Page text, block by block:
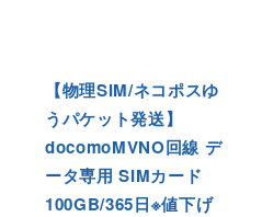
【物理SIM/ネコポスゆ
うパケット発送】
docomoMVNO回線 デ
ータ専用 SIMカード
100GB/365日※値下げ